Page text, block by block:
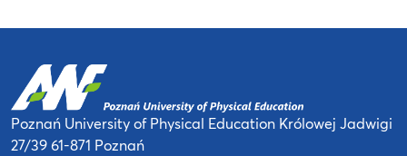
Poznań University of Physical Education Królowej Jadwigi
27/3961-871 Poznań